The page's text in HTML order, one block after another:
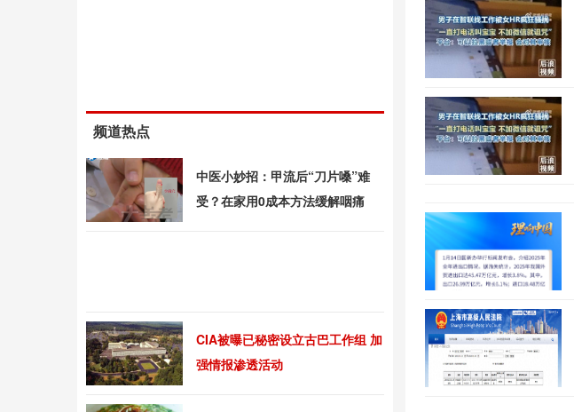
频道热点
中医小妙招：甲流后“刀片嗓”难
受？在家用0成本方法缓解咽痛
CIA被曝已秘密设立古巴工作组 加
强情报渗透活动